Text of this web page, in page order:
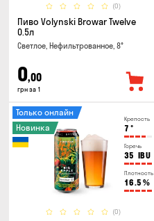
(0)
Пиво Volynski Browar Twelve
0.5л
Светлое, Нефильтрованное, 8°
0,00
грн за 1
Крепость
7 °
Горечь
35 IBU
Плотность
16.5 %
(0)
Только онлайн
Новинка